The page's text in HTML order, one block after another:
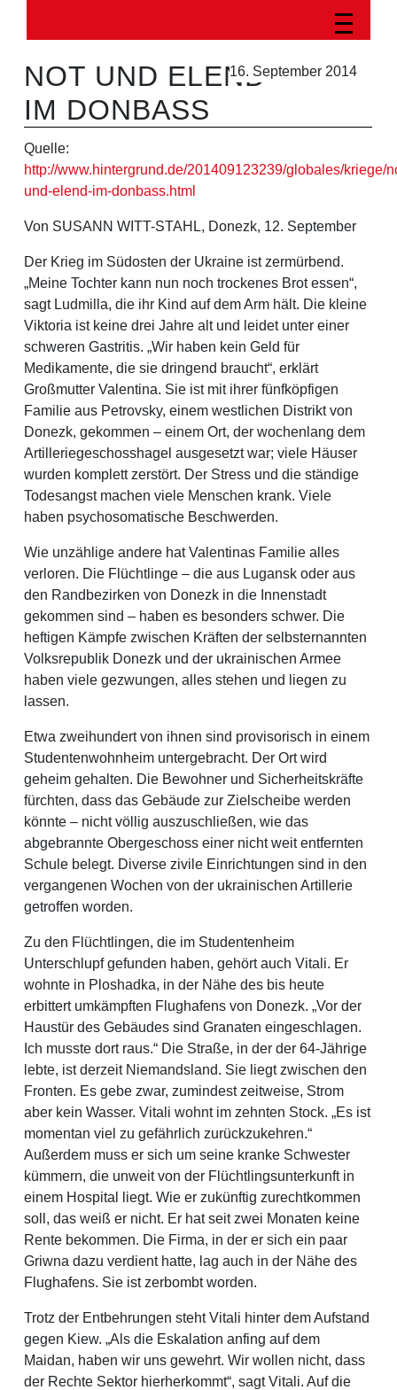
16. September 2014
NOT UND ELEND
IM DONBASS
Quelle:
http://www.hintergrund.de/201409123239/globales/kriege/
und-elend-im-donbass.html
Von SUSANN WITT-STAHL, Donezk, 12. September
Der Krieg im Südosten der Ukraine ist zermürbend.
„Meine Tochter kann nun noch trockenes Brot essen“,
sagt Ludmilla, die ihr Kind auf dem Arm hält. Die kleine
Viktoria ist keine drei Jahre alt und leidet unter einer
schweren Gastritis. „Wir haben kein Geld für
Medikamente, die sie dringend braucht“, erklärt
Großmutter Valentina. Sie ist mit ihrer fünfköpfigen
Familie aus Petrovsky, einem westlichen Distrikt von
Donezk, gekommen – einem Ort, der wochenlang dem
Artilleriegeschosshagel ausgesetzt war; viele Häuser
wurden komplett zerstört. Der Stress und die ständige
Todesangst machen viele Menschen krank. Viele
haben psychosomatische Beschwerden.
Wie unzählige andere hat Valentinas Familie alles
verloren. Die Flüchtlinge – die aus Lugansk oder aus
den Randbezirken von Donezk in die Innenstadt
gekommen sind – haben es besonders schwer. Die
heftigen Kämpfe zwischen Kräften der selbsternannten
Volksrepublik Donezk und der ukrainischen Armee
haben viele gezwungen, alles stehen und liegen zu
lassen.
Etwa zweihundert von ihnen sind provisorisch in einem
Studentenwohnheim untergebracht. Der Ort wird
geheim gehalten. Die Bewohner und Sicherheitskräfte
fürchten, dass das Gebäude zur Zielscheibe werden
könnte – nicht völlig auszuschließen, wie das
abgebrannte Obergeschoss einer nicht weit entfernten
Schule belegt. Diverse zivile Einrichtungen sind in den
vergangenen Wochen von der ukrainischen Artillerie
getroffen worden.
Zu den Flüchtlingen, die im Studentenheim
Unterschlupf gefunden haben, gehört auch Vitali. Er
wohnte in Ploshadka, in der Nähe des bis heute
erbittert umkämpften Flughafens von Donezk. „Vor der
Haustür des Gebäudes sind Granaten eingeschlagen.
Ich musste dort raus.“ Die Straße, in der der 64-Jährige
lebte, ist derzeit Niemandsland. Sie liegt zwischen den
Fronten. Es gebe zwar, zumindest zeitweise, Strom
aber kein Wasser. Vitali wohnt im zehnten Stock. „Es ist
momentan viel zu gefährlich zurückzukehren.“
Außerdem muss er sich um seine kranke Schwester
kümmern, die unweit von der Flüchtlingsunterkunft in
einem Hospital liegt. Wie er zukünftig zurechtkommen
soll, das weiß er nicht. Er hat seit zwei Monaten keine
Rente bekommen. Die Firma, in der er sich ein paar
Griwna dazu verdient hatte, lag auch in der Nähe des
Flughafens. Sie ist zerbombt worden.
Trotz der Entbehrungen steht Vitali hinter dem Aufstand
gegen Kiew. „Als die Eskalation anfing auf dem
Maidan, haben wir uns gewehrt. Wir wollen nicht, dass
der Rechte Sektor hierherkommt“, sagt Vitali. Auf die